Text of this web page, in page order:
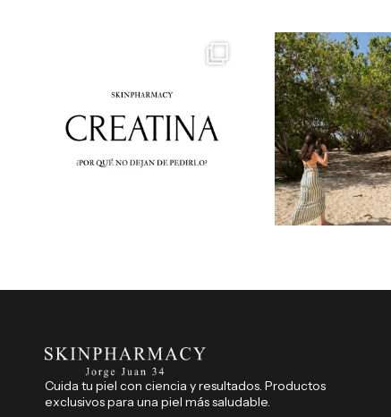
Cuida tu piel con ciencia y resultados. Productos
exclusivos para una piel más saludable.